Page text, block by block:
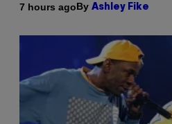
7 hours agoBy Ashley Fike